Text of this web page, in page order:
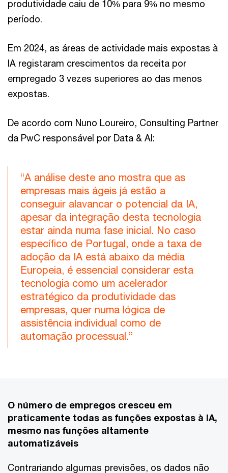
produtividade caiu de 10% para 9% no mesmo
período.
Em 2024, as áreas de actividade mais expostas à
IA registaram crescimentos da receita por
empregado 3 vezes superiores ao das menos
expostas.
De acordo com Nuno Loureiro, Consulting Partner
da PwC responsável por Data & AI:
“A análise deste ano mostra que as
empresas mais ágeis já estão a
conseguir alavancar o potencial da IA,
apesar da integração desta tecnologia
estar ainda numa fase inicial. No caso
específico de Portugal, onde a taxa de
adoção da IA está abaixo da média
Europeia, é essencial considerar esta
tecnologia como um acelerador
estratégico da produtividade das
empresas, quer numa lógica de
assistência individual como de
automação processual.”
O número de empregos cresceu em
praticamente todas as funções expostas à IA,
mesmo nas funções altamente
automatizáveis
Contrariando algumas previsões, os dados não